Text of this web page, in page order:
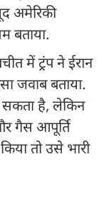
अमेरिकी
बताया.
में ट्रंप ने ईरान
जवाब बताया.
सकता है, लेकिन
गैस आपूर्ति
तो उसे भारी